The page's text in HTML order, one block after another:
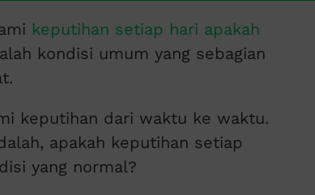
keputihan setiap hari apakah
kondisi umum yang sebagian
keputihan dari waktu ke waktu.
apakah keputihan setiap
yang normal?